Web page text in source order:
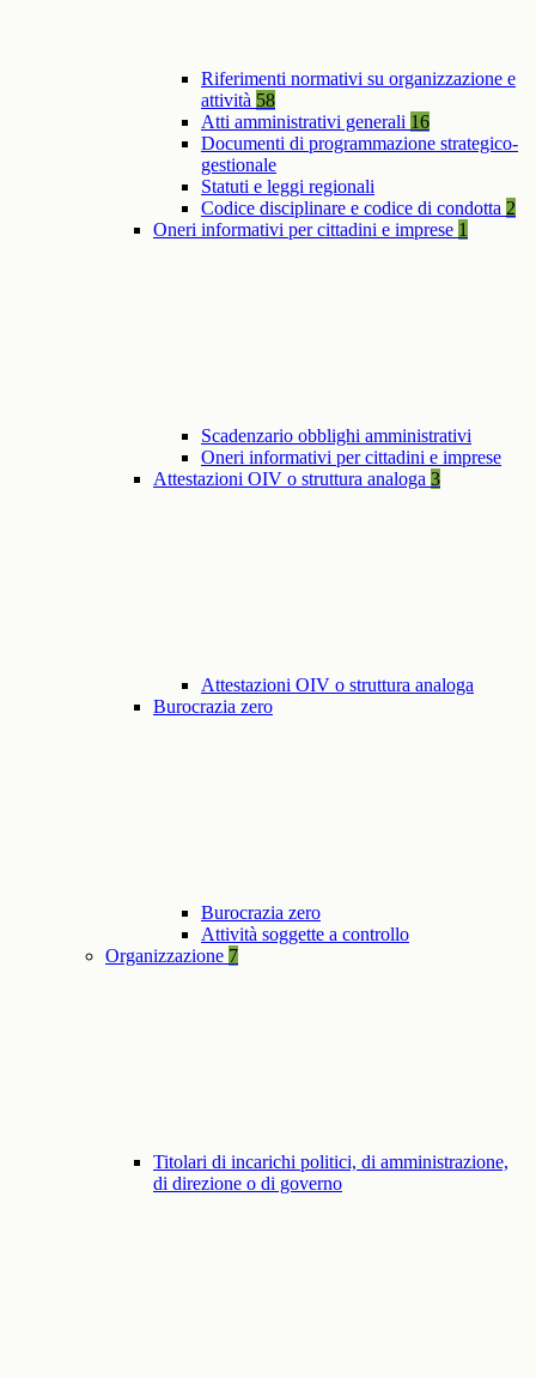
Riferimenti normativi su organizzazione e
attività 58
Atti amministrativi generali 16
Documenti di programmazione strategico-
gestionale
Statuti e leggi regionali
Codice disciplinare e codice di condotta 2
Oneri informativi per cittadini e imprese 1
Scadenzario obblighi amministrativi
Oneri informativi per cittadini e imprese
Attestazioni OIV o struttura analoga 3
Attestazioni OIV o struttura analoga
Burocrazia zero
Burocrazia zero
Attività soggette a controllo
Organizzazione 7
Titolari di incarichi politici, di amministrazione,
di direzione o di governo